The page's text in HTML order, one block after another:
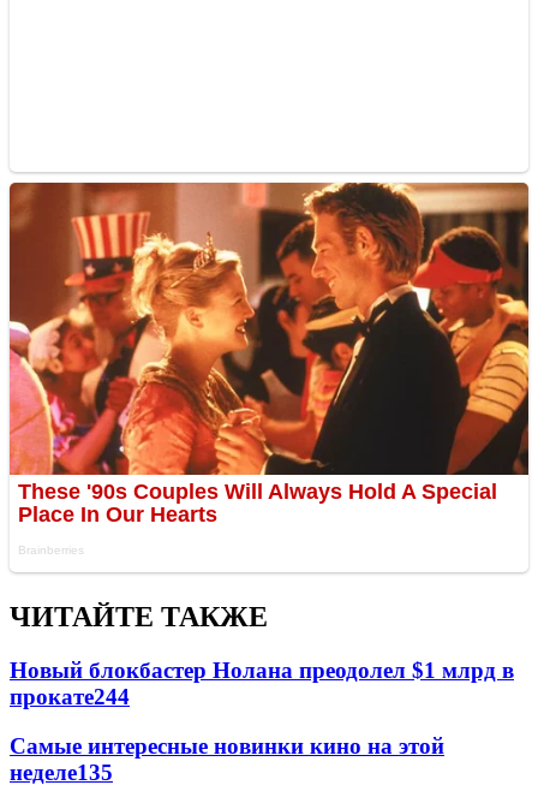
ЧИТАЙТЕ ТАКЖЕ
Новый блокбастер Нолана преодолел $1 млрд в
прокате244
Самые интересные новинки кино на этой
неделе135